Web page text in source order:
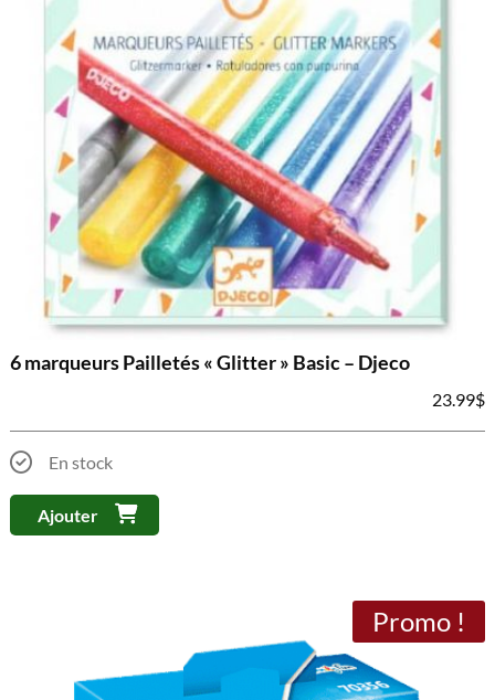
6 marqueurs Pailletés « Glitter » Basic – Djeco
23.99$
En stock
Ajouter
Promo !